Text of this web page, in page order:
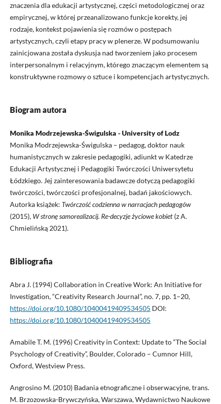
znaczenia dla edukacji artystycznej, części metodologicznej oraz
empirycznej, w której przeanalizowano funkcje korekty, jej
rodzaje, kontekst pojawienia się rozmów o postępach
artystycznych, czyli etapy pracy w plenerze. W podsumowaniu
zainicjowana została dyskusja nad tworzeniem jako procesem
interpersonalnym i relacyjnym, którego znaczącym elementem są
konstruktywne rozmowy o sztuce i kompetencjach artystycznych.
Biogram autora
Monika Modrzejewska-Świgulska - University of Lodz
Monika Modrzejewska-Świgulska – pedagog, doktor nauk
humanistycznych w zakresie pedagogiki, adiunkt w Katedrze
Edukacji Artystycznej i Pedagogiki Twórczości Uniwersytetu
Łódzkiego. Jej zainteresowania badawcze dotyczą pedagogiki
twórczości, twórczości profesjonalnej, badań jakościowych.
Autorka książek: Twórczość codzienna w narracjach pedagogów
(2015), W stronę samorealizacij. Re-decyzje życiowe kobiet (z A.
Chmielińską 2021).
Bibliografia
Abra J. (1994) Collaboration in Creative Work: An Initiative for
Investigation, “Creativity Research Journal”, no. 7, pp. 1–20,
https://doi.org/10.1080/10400419409534505 DOI:
https://doi.org/10.1080/10400419409534505
Amabile T. M. (1996) Creativity in Context: Update to “The Social
Psychology of Creativity”, Boulder, Colorado – Cumnor Hill,
Oxford, Westview Press.
Angrosino M. (2010) Badania etnograficzne i obserwacyjne, trans.
M. Brzozowska-Brywczyńska, Warszawa, Wydawnictwo Naukowe